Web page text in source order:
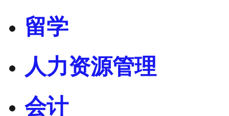
留学
人力资源管理
会计